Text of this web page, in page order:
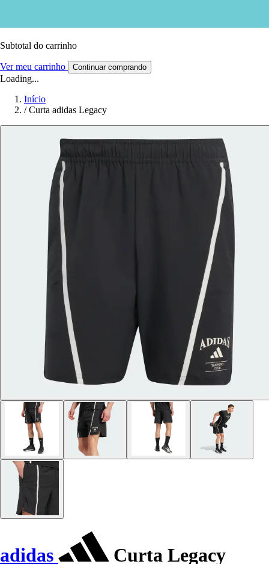
Subtotal do carrinho
Ver meu carrinho Continuar comprando
Loading...
Início
/ Curta adidas Legacy
adidas Curta Legacy